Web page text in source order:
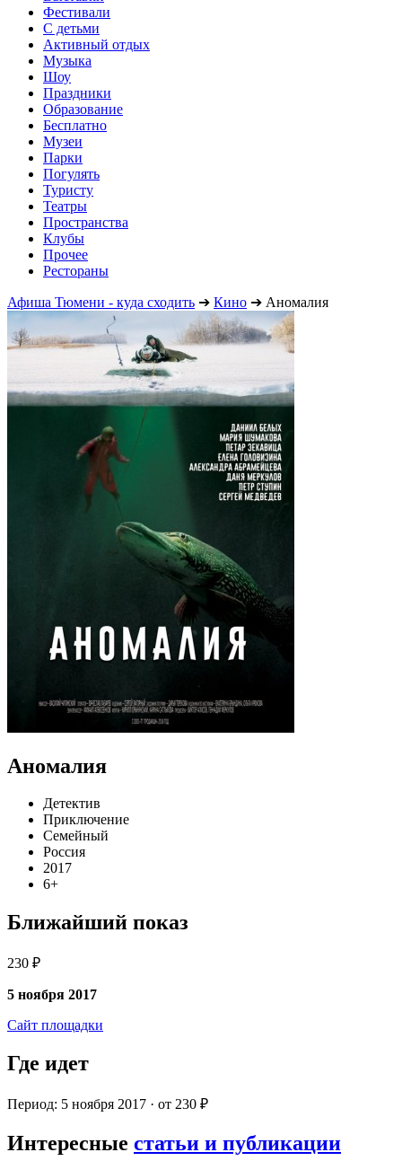
Фестивали
С детьми
Активный отдых
Музыка
Шоу
Праздники
Образование
Бесплатно
Музеи
Парки
Погулять
Туристу
Театры
Пространства
Клубы
Прочее
Рестораны
Афиша Тюмени - куда сходить ➔ Кино ➔ Аномалия
Аномалия
Детектив
Приключение
Семейный
Россия
2017
6+
Ближайший показ
230 ₽
5 ноября 2017
Сайт площадки
Где идет
Период: 5 ноября 2017 · от 230 ₽
Интересные статьи и публикации